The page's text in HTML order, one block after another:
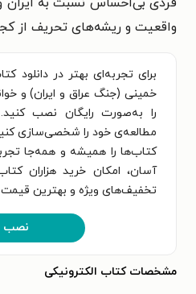
واقعیت و ریشه‌های تحریف از
برای تجربه‌ای بهتر در دانلود
خمینی (جنگ عراق و ایران) و
را به‌صورت رایگان نصب
مطالعه‌ی خود را شخصی‌سازی
کتاب‌ها را همیشه و همه‌جا
آسان، امکان خرید هزاران
تخفیف‌های ویژه و بهترین
نصب
مشخصات کتاب الکترونیکی